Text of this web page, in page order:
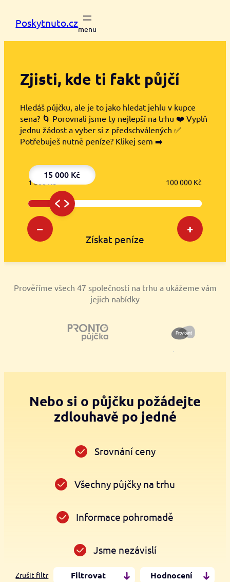
Poskytnuto.cz
Zjisti, kde ti fakt půjčí
Hledáš půjčku, ale je to jako hledat jehlu v kupce
sena? 🌀 Porovnali jsme ty nejlepší na trhu ❤️ Vyplň
jednu žádost a vyber si z předschválených ✅
Potřebuješ nutně peníze? Klikej sem ➡️
15 000 Kč
– +
1 000 Kč 100 000 Kč
Získat peníze
Prověříme všech 47 společností na trhu a ukážeme vám
jejich nabídky
Nebo si o půjčku požádejte
zdlouhavě po jedné
Srovnání ceny
Všechny půjčky na trhu
Informace pohromadě
Jsme nezávislí
Zrušit filtr Filtrovat Hodnocení